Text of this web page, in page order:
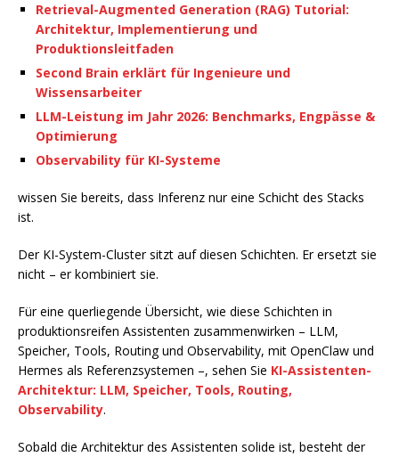
Retrieval-Augmented Generation (RAG) Tutorial:
Architektur, Implementierung und
Produktionsleitfaden
Second Brain erklärt für Ingenieure und
Wissensarbeiter
LLM-Leistung im Jahr 2026: Benchmarks, Engpässe &
Optimierung
Observability für KI-Systeme
wissen Sie bereits, dass Inferenz nur eine Schicht des Stacks
ist.
Der KI-System-Cluster sitzt auf diesen Schichten. Er ersetzt sie
nicht – er kombiniert sie.
Für eine querliegende Übersicht, wie diese Schichten in
produktionsreifen Assistenten zusammenwirken – LLM,
Speicher, Tools, Routing und Observability, mit OpenClaw und
Hermes als Referenzsystemen –, sehen Sie KI-Assistenten-
Architektur: LLM, Speicher, Tools, Routing,
Observability.
Sobald die Architektur des Assistenten solide ist, besteht der